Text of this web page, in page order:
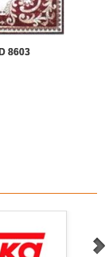
8603